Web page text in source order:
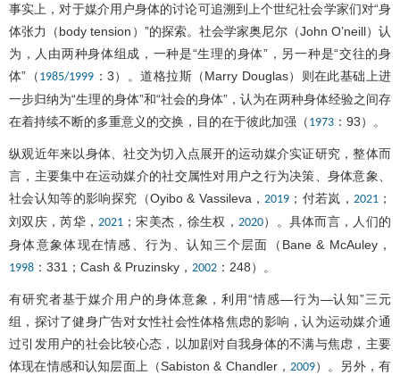
事实上，对于媒介用户身体的讨论可追溯到上个世纪社会学家们对“身
体张力（body tension）”的探索。社会学家奥尼尔（John O’neill）认
为，人由两种身体组成，一种是“生理的身体”，另一种是“交往的身
体”（ 1985/1999 ：3）。道格拉斯（Marry Douglas）则在此基础上进
一步归纳为“生理的身体”和“社会的身体”，认为在两种身体经验之间存
在着持续不断的多重意义的交换，目的在于彼此加强（ 1973 ：93）。
纵观近年来以身体、社交为切入点展开的运动媒介实证研究，整体而
言，主要集中在运动媒介的社交属性对用户之行为决策、身体意象、
社会认知等的影响探究（Oyibo & Vassileva， 2019 ；付若岚， 2021 ；
刘双庆，芮牮， 2021 ；宋美杰，徐生权， 2020）。具体而言，人们的
身体意象体现在情感、行为、认知三个层面（Bane & McAuley，
1998 ：331；Cash & Pruzinsky， 2002 ：248）。
有研究者基于媒介用户的身体意象，利用“情感—行为—认知”三元
组，探讨了健身广告对女性社会性体格焦虑的影响，认为运动媒介通
过引发用户的社会比较心态，以加剧对自我身体的不满与焦虑，主要
体现在情感和认知层面上（Sabiston & Chandler， 2009）。另外，有